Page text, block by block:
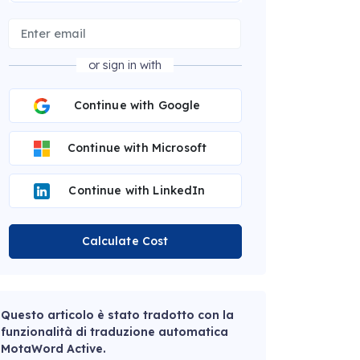
or sign in with
Continue with Google
Continue with Microsoft
Continue with LinkedIn
Calculate Cost
Questo articolo è stato tradotto con la
funzionalità di traduzione automatica
MotaWord Active.